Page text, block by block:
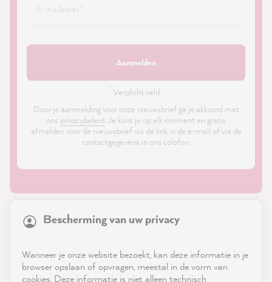
Aanmelden
Verplicht veld ·
Door je aanmelding voor onze nieuwsbrief ga je akkoord met
ons privacybeleid. Je kunt je op elk moment en gratis
afmelden voor de nieuwsbrief via de link in de e-mail of via de
contactgegevens in ons colofon.
Service
Bescherming van uw privacy
Wanneer je onze website bezoekt, kan deze informatie in je
browser opslaan of opvragen, meestal in de vorm van
cookies. Deze informatie is niet alleen technisch
21,886Reviews
reviews-io